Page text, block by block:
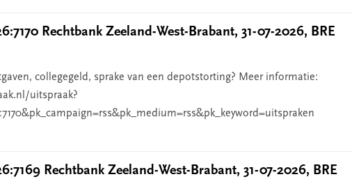
Rechtbank Zeeland-West-Brabant, 31-07-2026, BRE
collegegeld, sprake van een depotstorting? Meer informatie:
uitspraak?
Rechtbank Zeeland-West-Brabant, 31-07-2026, BRE